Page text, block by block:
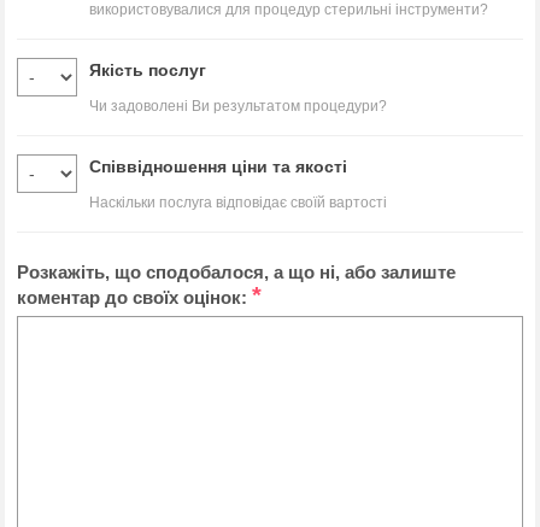
використовувалися для процедур стерильні інструменти?
Якість послуг
Чи задоволені Ви результатом процедури?
Співвідношення ціни та якості
Наскільки послуга відповідає своїй вартості
Розкажіть, що сподобалося, а що ні, або залиште
коментар до своїх оцінок: *